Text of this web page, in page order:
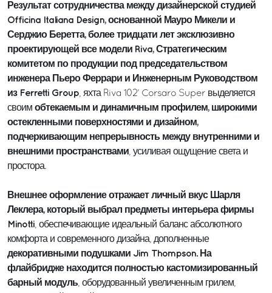
Результат сотрудничества между дизайнерской студией
Officina Italiana Design, основанной Мауро Микели и
Серджио Беретта, более тридцати лет эксклюзивно
проектирующей все модели Riva, Стратегическим
комитетом по продукции под председательством
инженера Пьеро Феррари и Инженерным Руководством
из Ferretti Group, яхта Riva 102’ Corsaro Super выделяется
своим обтекаемым и динамичным профилем, широкими
остекленными поверхностями и дизайном,
подчеркивающим непрерывность между внутренними и
внешними пространствами, усиливая ощущение света и
простора.
Внешнее оформление отражает личный вкус Шарля
Леклера, который выбрал предметы интерьера фирмы
Minotti, обеспечивающие идеальный баланс абсолютного
комфорта и современного дизайна, дополненные
декоративными подушками Jim Thompson. На
флайбридже находится полностью кастомизированный
барный модуль, оборудованный увеличенным грилем,